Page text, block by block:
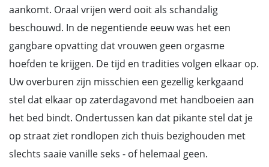
aankomt. Oraal vrijen werd ooit als schandalig
beschouwd. In de negentiende eeuw was het een
gangbare opvatting dat vrouwen geen orgasme
hoefden te krijgen. De tijd en tradities volgen elkaar op.
Uw overburen zijn misschien een gezellig kerkgaand
stel dat elkaar op zaterdagavond met handboeien aan
het bed bindt. Ondertussen kan dat pikante stel dat je
op straat ziet rondlopen zich thuis bezighouden met
slechts saaie vanille seks - of helemaal geen.